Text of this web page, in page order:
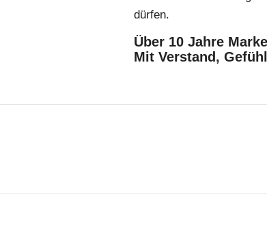
dürfen.
Über 10 Jahre
Mit Verstand,